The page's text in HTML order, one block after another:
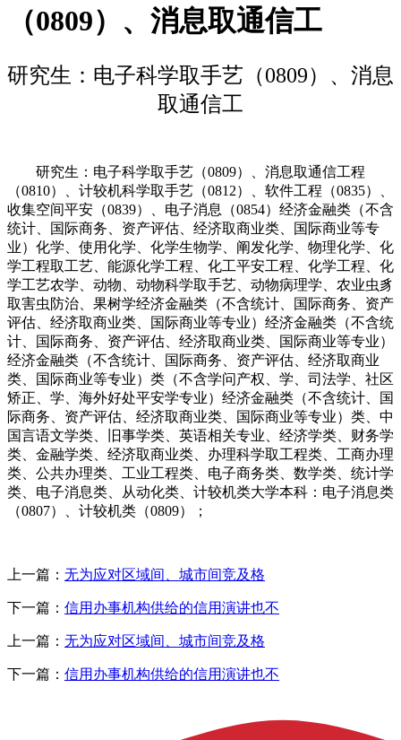
（0809）、消息取通信工
研究生：电子科学取手艺（0809）、消息
取通信工
研究生：电子科学取手艺（0809）、消息取通信工程
（0810）、计较机科学取手艺（0812）、软件工程（0835）、
收集空间平安（0839）、电子消息（0854）经济金融类（不含
统计、国际商务、资产评估、经济取商业类、国际商业等专
业）化学、使用化学、化学生物学、阐发化学、物理化学、化
学工程取工艺、能源化学工程、化工平安工程、化学工程、化
学工艺农学、动物、动物科学取手艺、动物病理学、农业虫豸
取害虫防治、果树学经济金融类（不含统计、国际商务、资产
评估、经济取商业类、国际商业等专业）经济金融类（不含统
计、国际商务、资产评估、经济取商业类、国际商业等专业）
经济金融类（不含统计、国际商务、资产评估、经济取商业
类、国际商业等专业）类（不含学问产权、学、司法学、社区
矫正、学、海外好处平安学专业）经济金融类（不含统计、国
际商务、资产评估、经济取商业类、国际商业等专业）类、中
国言语文学类、旧事学类、英语相关专业、经济学类、财务学
类、金融学类、经济取商业类、办理科学取工程类、工商办理
类、公共办理类、工业工程类、电子商务类、数学类、统计学
类、电子消息类、从动化类、计较机类大学本科：电子消息类
（0807）、计较机类（0809）；
上一篇： 无为应对区域间、城市间竞及格
下一篇： 信用办事机构供给的信用演讲也不
上一篇： 无为应对区域间、城市间竞及格
下一篇： 信用办事机构供给的信用演讲也不